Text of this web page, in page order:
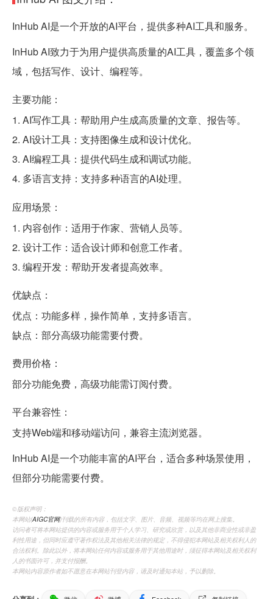
InHub AI是一个开放的AI平台，提供多种AI工具和服务。
InHub AI致力于为用户提供高质量的AI工具，覆盖多个领
域，包括写作、设计、编程等。
主要功能：
1. AI写作工具：帮助用户生成高质量的文章、报告等。
2. AI设计工具：支持图像生成和设计优化。
3. AI编程工具：提供代码生成和调试功能。
4. 多语言支持：支持多种语言的AI处理。
应用场景：
1. 内容创作：适用于作家、营销人员等。
2. 设计工作：适合设计师和创意工作者。
3. 编程开发：帮助开发者提高效率。
优缺点：
优点：功能多样，操作简单，支持多语言。
缺点：部分高级功能需要付费。
费用价格：
部分功能免费，高级功能需订阅付费。
平台兼容性：
支持Web端和移动端访问，兼容主流浏览器。
InHub AI是一个功能丰富的AI平台，适合多种场景使用，
但部分功能需要付费。
©️版权声明：
本网站(AIGC官网)刊载的所有内容，包括文字、图片、音频、视频等均在网上搜集。
访问者可将本网站提供的内容或服务用于个人学习、研究或欣赏，以及其他非商业性或非盈
利性用途，但同时应遵守著作权法及其他相关法律的规定，不得侵犯本网站及相关权利人的
合法权利。除此以外，将本网站任何内容或服务用于其他用途时，须征得本网站及相关权利
人的书面许可，并支付报酬。
本网站内容原作者如不愿意在本网站刊登内容，请及时通知本站，予以删除。